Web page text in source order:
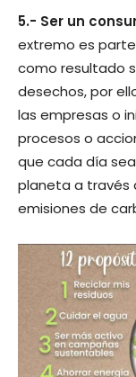
5.- Ser un
extremo es
como resultado
desechos, por
las empresas o
procesos o
que cada día
planeta a través
emisiones de